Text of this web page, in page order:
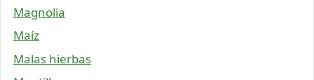
Magnolia
Maíz
Malas hierbas